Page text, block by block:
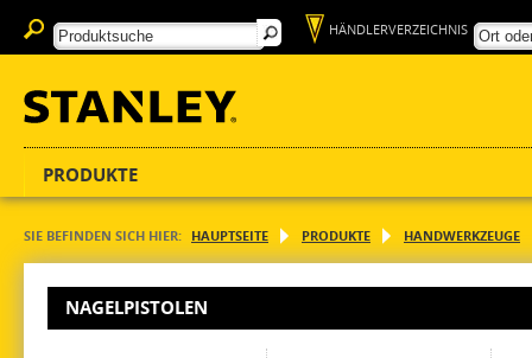
HÄNDLERVERZEICHNIS
PRODUKTE
SIE BEFINDEN SICH HIER: HAUPTSEITE PRODUKTE HANDWERKZEUGE
NAGELPISTOLEN